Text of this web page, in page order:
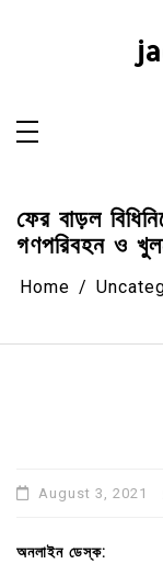
ফের বাড়ল
গণপরিবহন ও
Home
August 3, 2021
অনলাইন ডেস্ক: